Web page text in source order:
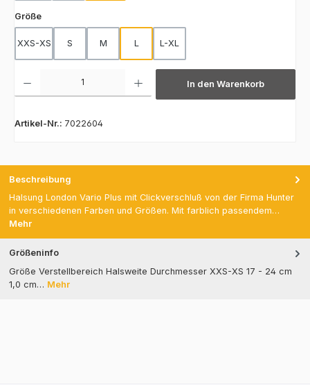
Größeauswählen
XXS-XS S M L L-XL
In den Warenkorb
Artikel-Nr.: 7022604
Beschreibung
Halsung London Vario Plus mit Clickverschluß von der Firma Hunter
in verschiedenen Farben und Größen. Mit farblich passendem…
Mehr
Größeninfo
Größe Verstellbereich Halsweite Durchmesser XXS-XS 17 - 24 cm
1,0 cm… Mehr